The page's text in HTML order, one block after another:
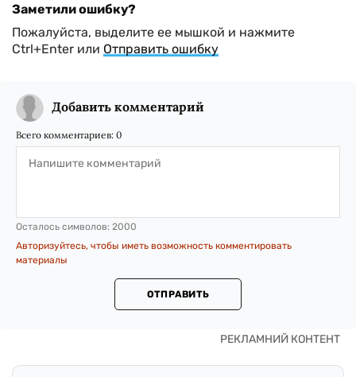
Заметили ошибку?
Пожалуйста, выделите ее мышкой и нажмите
Ctrl+Enter или Отправить ошибку
Добавить комментарий
Всего комментариев: 0
Осталось символов: 2000
Авторизуйтесь, чтобы иметь возможность комментировать
материалы
ОТПРАВИТЬ